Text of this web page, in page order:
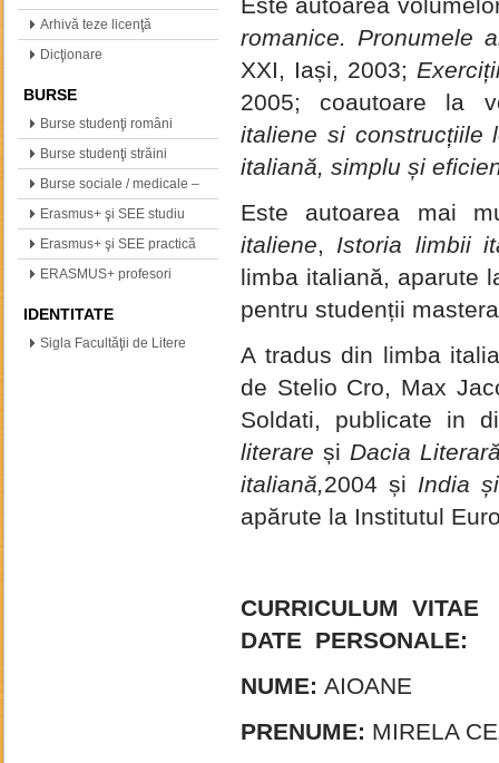
internationale
Arhivă teze licenţă
Dicţionare
BURSE
Burse studenţi români
Burse studenţi străini
Burse sociale / medicale –
info
Erasmus+ şi SEE studiu
Erasmus+ şi SEE practică
ERASMUS+ profesori
IDENTITATE
Sigla Facultăţii de Litere
Este autoarea
romanice. Pronumele
XXI, Iași, 2003;
2005; coautoare la
italiene si construcțiile
italiană, simplu și
Este autoarea mai
italiene, Istoria limbii
limba italiană, aparute
pentru studenții
A tradus din limba
de Stelio Cro, Max
Soldati, publicate in
literareși Dacia
italiană,2004 și India
apărute la Institutul
CURRICULUM VITAE
DATE PERSONALE:
NUME: AIOANE
PRENUME: MIRELA